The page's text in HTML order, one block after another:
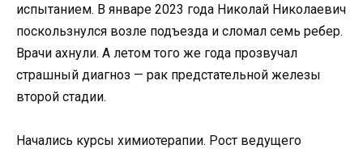
испытанием. В январе 2023 года Николай Николаевич
поскользнулся возле подъезда и сломал семь ребер.
Врачи ахнули. А летом того же года прозвучал
страшный диагноз — рак предстательной железы
второй стадии.
Начались курсы химиотерапии. Рост ведущего